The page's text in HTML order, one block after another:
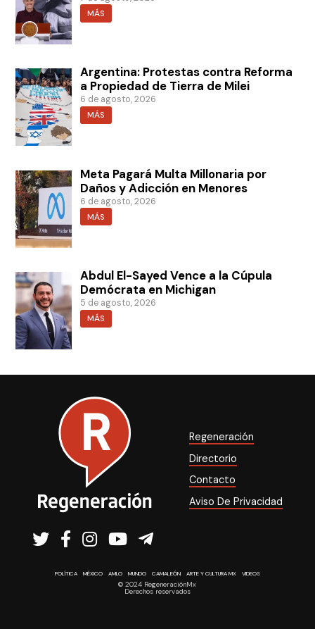
MÁS
Argentina: Protestas contra Reforma
a Propiedad de Tierra de Milei
6 de agosto, 2026
MÁS
Meta Pagará Multa Millonaria por
Daños y Adicción en Menores
6 de agosto, 2026
MÁS
Abdul El-Sayed Vence a la Cúpula
Demócrata en Michigan
5 de agosto, 2026
MÁS
Regeneración
Directorio
Contacto
Aviso De Privacidad
POLÍTICA MÉXICO AMLO MUNDO CAMALEÓN ARTE Y CULTURA MX VIDEOS
© 2024 RegeneraciónMx
Derechos reservados